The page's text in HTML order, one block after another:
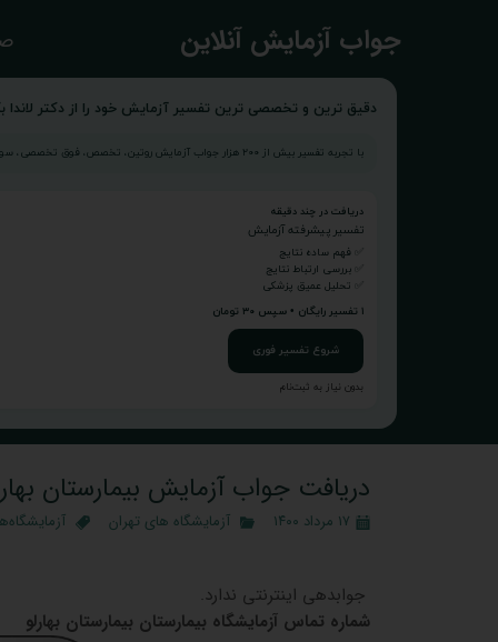
​جواب آزمایش آنلاین
دقیق ترین و تخصصی ترین تفسیر آزمایش خود را از دکتر لاندا
با تجربه تفسیر بیش از ۲۰۰ هزار جواب آزمایش روتین، تخصص، فوق تخصصی، سونوگرافی و...
دریافت در چند دقیقه
تفسیر پیشرفته آزمایش
✅ فهم ساده نتایج
✅ بررسی ارتباط نتایج
✅ تحلیل عمیق پزشکی
۱ تفسیر رایگان • سپس ۳۰ تومان
شروع تفسیر فوری
بدون نیاز به ثبت‌نام
دریافت جواب آزمایش بیمارستان
۱۷ مرداد ۱۴۰۰ آزمایشگاه‌ های تهران
جوابدهی اینترنتی ندارد.
شماره تماس آزمایشگاه بیمارستان بیمارستان بهارلو